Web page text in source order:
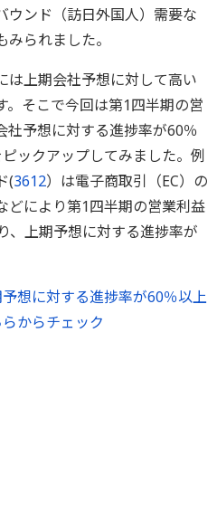
ウンド（訪日外国人）需要な
られました。
は上期会社予想に対して高い
。そこで今回は第1四半期の営
社予想に対する進捗率が60％
ックアップしてみました。例
(3612）は電子商取引（EC）の
どにより第1四半期の営業利益
、上期予想に対する進捗率が
想に対する進捗率が60％以上
からチェック